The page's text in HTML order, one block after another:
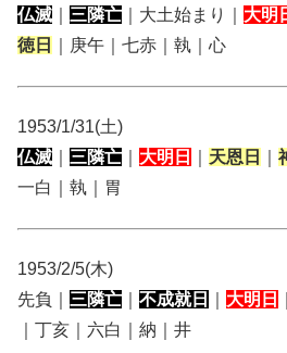
仏滅
三隣亡 ｜大土始まり｜ 大明
徳日
｜庚午｜七赤｜執｜心
1953/1/31(土)
仏滅
三隣亡 大明日 天恩日
一白｜執｜胃
1953/2/5(木)
先負｜ 三隣亡 不成就日 大明日
｜丁亥｜六白｜納｜井